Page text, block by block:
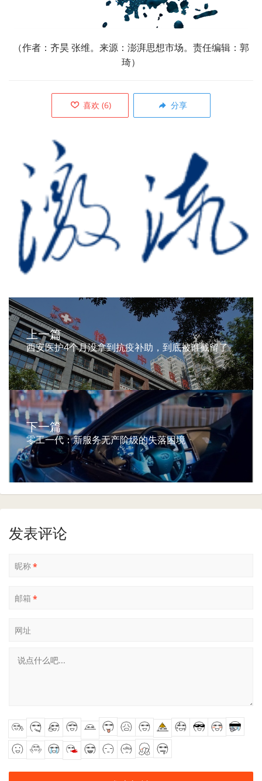
（作者：齐昊 张维。来源：澎湃思想市场。责任编辑：郭
琦）
喜欢 (6) 分享
上一篇
西安医护4个月没拿到抗疫补助，到底被谁截留了
下一篇
零工一代：新服务无产阶级的失落困境
发表评论
昵称*
邮箱 *
网址